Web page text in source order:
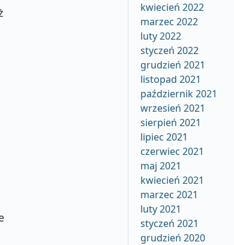
kwiecień 2022
marzec 2022
luty 2022
styczeń 2022
grudzień 2021
listopad 2021
październik 2021
wrzesień 2021
sierpień 2021
lipiec 2021
czerwiec 2021
maj 2021
kwiecień 2021
marzec 2021
luty 2021
styczeń 2021
grudzień 2020